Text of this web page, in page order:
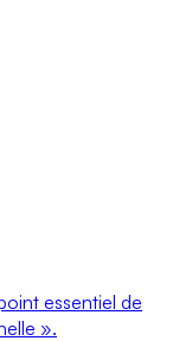
essentiel de
».